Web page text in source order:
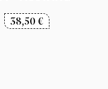
38,50€